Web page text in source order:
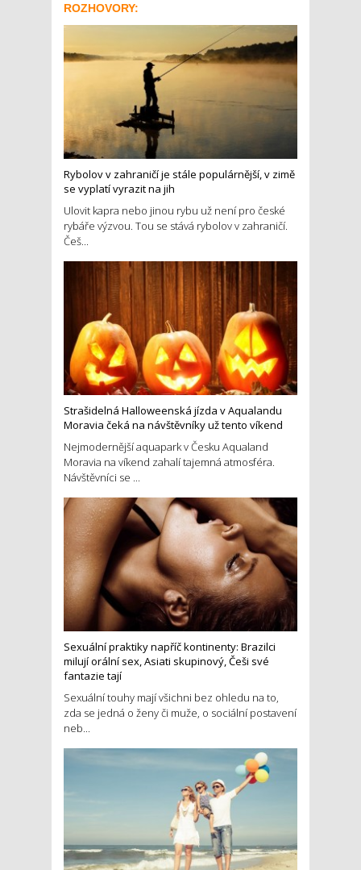
ROZHOVORY:
Rybolov v zahraničí je stále populárnější, v zimě
se vyplatí vyrazit na jih
Ulovit kapra nebo jinou rybu už není pro české
rybáře výzvou. Tou se stává rybolov v zahraničí.
Češ...
Strašidelná Halloweenská jízda v Aqualandu
Moravia čeká na návštěvníky už tento víkend
Nejmodernější aquapark v Česku Aqualand
Moravia na víkend zahalí tajemná atmosféra.
Návštěvníci se ...
Sexuální praktiky napříč kontinenty: Brazilci
milují orální sex, Asiati skupinový, Češi své
fantazie tají
Sexuální touhy mají všichni bez ohledu na to,
zda se jedná o ženy či muže, o sociální postavení
neb...